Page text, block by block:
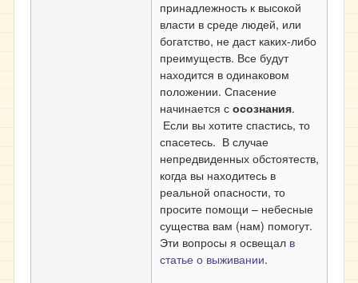
принадлежность к высокой
власти в среде людей, или
богатство, не даст каких-либо
преимуществ. Все будут
находится в одинаковом
положении. Спасение
начинается с осознания.
Если вы хотите спастись, то
спасетесь. В случае
непредвиденных обстоятеств,
когда вы находитесь в
реальной опасности, то
просите помощи – небесные
существа вам (нам) помогут.
Эти вопросы я освещал в
статье о выживании.